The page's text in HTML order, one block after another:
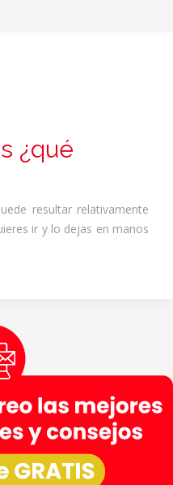
¿qué
resultar relativamente
ir y lo dejas en manos